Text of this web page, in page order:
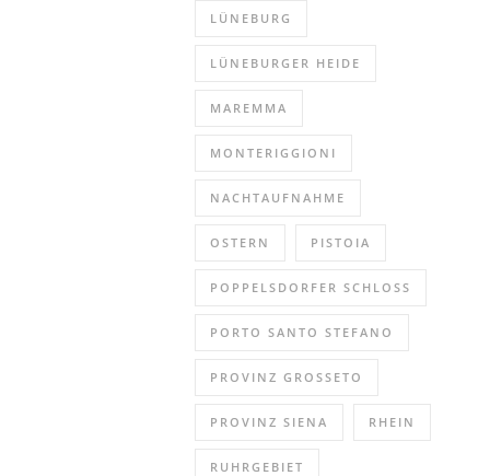
LÜNEBURG
LÜNEBURGER HEIDE
MAREMMA
MONTERIGGIONI
NACHTAUFNAHME
OSTERN PISTOIA
POPPELSDORFER SCHLOSS
PORTO SANTO STEFANO
PROVINZ GROSSETO
PROVINZ SIENA RHEIN
RUHRGEBIET